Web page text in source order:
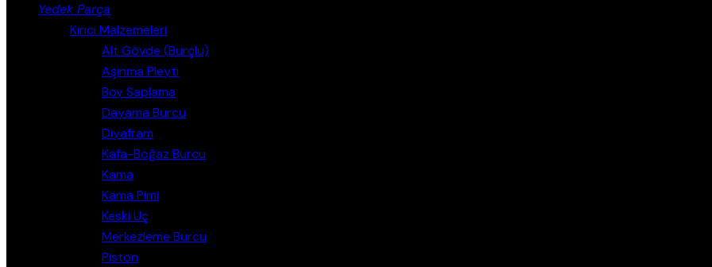
Yedek Parça
Kırıcı Malzemeleri
Alt Gövde (Burçlu)
Aşınma Pleyti
Boy Saplama
Dayama Burcu
Diyafram
Kafa-Boğaz Burcu
Kama
Kama Pimi
Keski Uç
Merkezleme Burcu
Piston